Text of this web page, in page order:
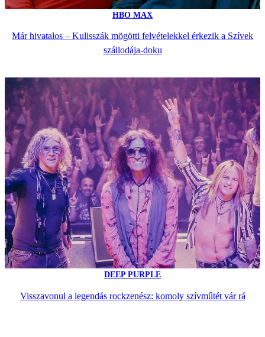
HBO MAX
Már hivatalos – Kulisszák mögötti felvételekkel érkezik a Szívek
szállodája-doku
DEEP PURPLE
Visszavonul a legendás rockzenész: komoly szívműtét vár rá